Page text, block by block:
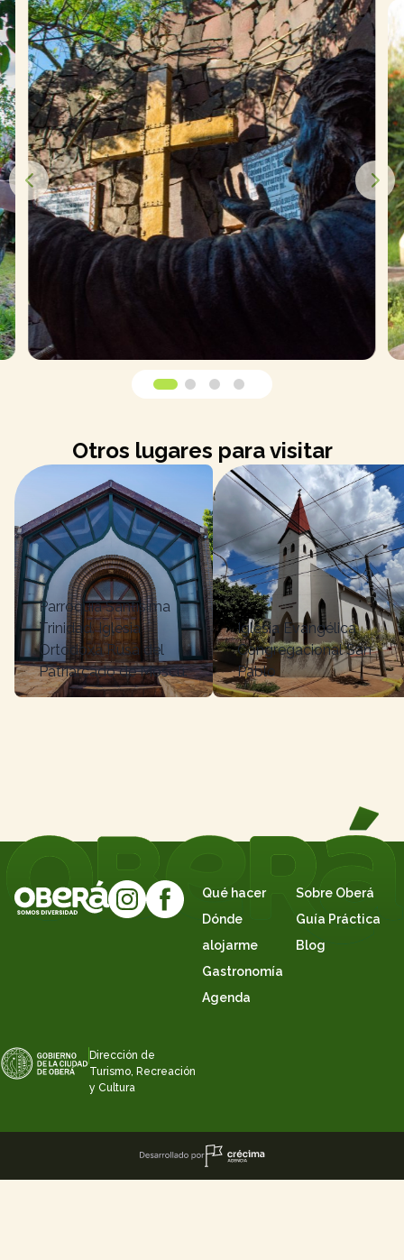
Otros lugares para visitar
Parroquia Santísima
Trinidad. Iglesia
Ortodoxa Rusa del
Patriarcado de Moscú.
Iglesia Evangélica
Congregacional San
Pablo
Qué hacer
Dónde
alojarme
Gastronomía
Agenda
Sobre Oberá
Guía Práctica
Blog
Dirección de
Turismo, Recreación
y Cultura